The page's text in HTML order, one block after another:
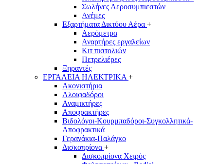
Σωλήνες Αεροσυμπιεστών
Ανέμες
Εξαρτήματα Δικτύου Αέρα +
Αερόμετρα
Αναρτήρες εργαλείων
Κιτ πιστολιών
Πετρελιέρες
Ξηραντές
ΕΡΓΑΛΕΙΑ ΗΛΕΚΤΡΙΚΑ +
Ακονιστήρια
Αλοιφαδόροι
Αναμικτήρες
Αποφρακτήρες
Βιδολόγοι-Κουρμπαδόροι-Συγκολλητικά-
Αποφρακτικά
Γερανάκια-Παλάγκο
Δισκοπρίονα +
Δισκοπρίονα Χειρός